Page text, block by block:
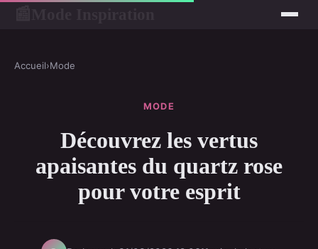
Accueil›Mode
MODE
Découvrez les vertus
apaisantes du quartz rose
pour votre esprit